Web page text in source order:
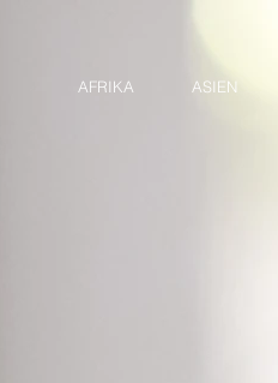
AFRIKA ASIEN